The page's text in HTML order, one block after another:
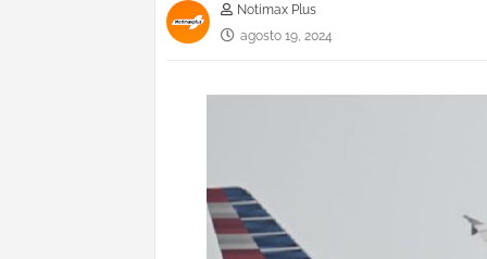
Notimax Plus
agosto 19, 2024